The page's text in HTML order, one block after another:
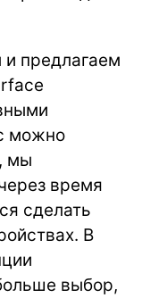
предлагаем
можно
мы
время
сделать
В
выбор,